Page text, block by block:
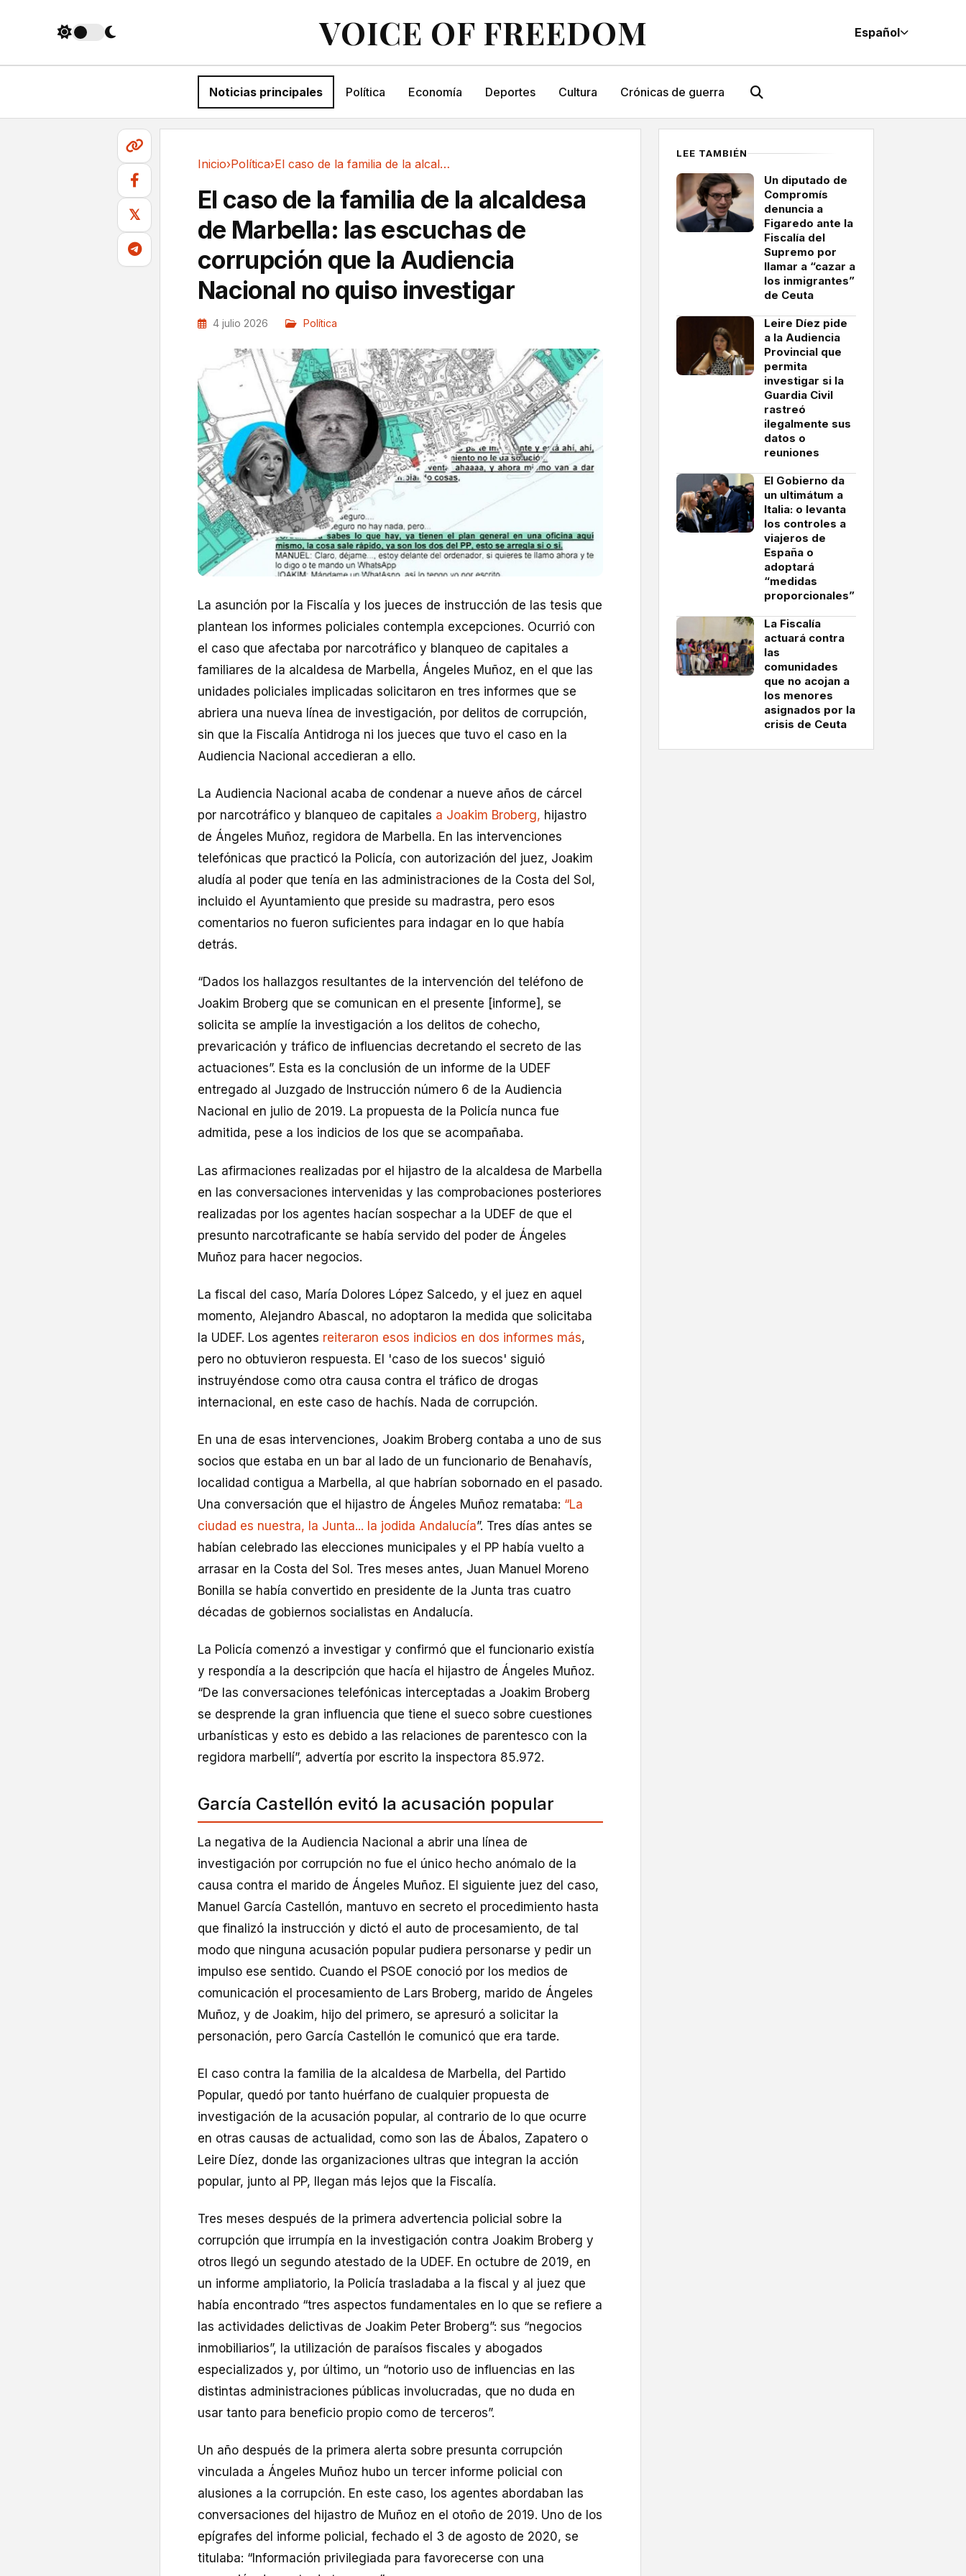
VOICE OF FREEDOM Español
Noticias principales Política Economía Deportes Cultura Crónicas de guerra
𝕏
Inicio›Política› El caso de la familia de la alcaldesa de...
El caso de la familia de la alcaldesa
de Marbella: las escuchas de
corrupción que la Audiencia
Nacional no quiso investigar
4 julio 2026 Política
La asunción por la Fiscalía y los jueces de instrucción de las tesis que
plantean los informes policiales contempla excepciones. Ocurrió con
el caso que afectaba por narcotráfico y blanqueo de capitales a
familiares de la alcaldesa de Marbella, Ángeles Muñoz, en el que las
unidades policiales implicadas solicitaron en tres informes que se
abriera una nueva línea de investigación, por delitos de corrupción,
sin que la Fiscalía Antidroga ni los jueces que tuvo el caso en la
Audiencia Nacional accedieran a ello.
La Audiencia Nacional acaba de condenar a nueve años de cárcel
por narcotráfico y blanqueo de capitales a Joakim Broberg, hijastro
de Ángeles Muñoz, regidora de Marbella. En las intervenciones
telefónicas que practicó la Policía, con autorización del juez, Joakim
aludía al poder que tenía en las administraciones de la Costa del Sol,
incluido el Ayuntamiento que preside su madrastra, pero esos
comentarios no fueron suficientes para indagar en lo que había
detrás.
“Dados los hallazgos resultantes de la intervención del teléfono de
Joakim Broberg que se comunican en el presente [informe], se
solicita se amplíe la investigación a los delitos de cohecho,
prevaricación y tráfico de influencias decretando el secreto de las
actuaciones”. Esta es la conclusión de un informe de la UDEF
entregado al Juzgado de Instrucción número 6 de la Audiencia
Nacional en julio de 2019. La propuesta de la Policía nunca fue
admitida, pese a los indicios de los que se acompañaba.
Las afirmaciones realizadas por el hijastro de la alcaldesa de Marbella
en las conversaciones intervenidas y las comprobaciones posteriores
realizadas por los agentes hacían sospechar a la UDEF de que el
presunto narcotraficante se había servido del poder de Ángeles
Muñoz para hacer negocios.
La fiscal del caso, María Dolores López Salcedo, y el juez en aquel
momento, Alejandro Abascal, no adoptaron la medida que solicitaba
la UDEF. Los agentes reiteraron esos indicios en dos informes más,
pero no obtuvieron respuesta. El 'caso de los suecos' siguió
instruyéndose como otra causa contra el tráfico de drogas
internacional, en este caso de hachís. Nada de corrupción.
En una de esas intervenciones, Joakim Broberg contaba a uno de sus
socios que estaba en un bar al lado de un funcionario de Benahavís,
localidad contigua a Marbella, al que habrían sobornado en el pasado.
Una conversación que el hijastro de Ángeles Muñoz remataba: “La
ciudad es nuestra, la Junta... la jodida Andalucía”. Tres días antes se
habían celebrado las elecciones municipales y el PP había vuelto a
arrasar en la Costa del Sol. Tres meses antes, Juan Manuel Moreno
Bonilla se había convertido en presidente de la Junta tras cuatro
décadas de gobiernos socialistas en Andalucía.
La Policía comenzó a investigar y confirmó que el funcionario existía
y respondía a la descripción que hacía el hijastro de Ángeles Muñoz.
“De las conversaciones telefónicas interceptadas a Joakim Broberg
se desprende la gran influencia que tiene el sueco sobre cuestiones
urbanísticas y esto es debido a las relaciones de parentesco con la
regidora marbellí”, advertía por escrito la inspectora 85.972.
García Castellón evitó la acusación popular
La negativa de la Audiencia Nacional a abrir una línea de
investigación por corrupción no fue el único hecho anómalo de la
causa contra el marido de Ángeles Muñoz. El siguiente juez del caso,
Manuel García Castellón, mantuvo en secreto el procedimiento hasta
que finalizó la instrucción y dictó el auto de procesamiento, de tal
modo que ninguna acusación popular pudiera personarse y pedir un
impulso ese sentido. Cuando el PSOE conoció por los medios de
comunicación el procesamiento de Lars Broberg, marido de Ángeles
Muñoz, y de Joakim, hijo del primero, se apresuró a solicitar la
personación, pero García Castellón le comunicó que era tarde.
El caso contra la familia de la alcaldesa de Marbella, del Partido
Popular, quedó por tanto huérfano de cualquier propuesta de
investigación de la acusación popular, al contrario de lo que ocurre
en otras causas de actualidad, como son las de Ábalos, Zapatero o
Leire Díez, donde las organizaciones ultras que integran la acción
popular, junto al PP, llegan más lejos que la Fiscalía.
Tres meses después de la primera advertencia policial sobre la
corrupción que irrumpía en la investigación contra Joakim Broberg y
otros llegó un segundo atestado de la UDEF. En octubre de 2019, en
un informe ampliatorio, la Policía trasladaba a la fiscal y al juez que
había encontrado “tres aspectos fundamentales en lo que se refiere a
las actividades delictivas de Joakim Peter Broberg”: sus “negocios
inmobiliarios”, la utilización de paraísos fiscales y abogados
especializados y, por último, un “notorio uso de influencias en las
distintas administraciones públicas involucradas, que no duda en
usar tanto para beneficio propio como de terceros”.
Un año después de la primera alerta sobre presunta corrupción
vinculada a Ángeles Muñoz hubo un tercer informe policial con
alusiones a la corrupción. En este caso, los agentes abordaban las
conversaciones del hijastro de Muñoz en el otoño de 2019. Uno de los
epígrafes del informe policial, fechado el 3 de agosto de 2020, se
titulaba: “Información privilegiada para favorecerse con una
LEE TAMBIÉN
Un diputado de
Compromís
denuncia a
Figaredo ante la
Fiscalía del
Supremo por
llamar a “cazar a
los inmigrantes”
de Ceuta
Leire Díez pide
a la Audiencia
Provincial que
permita
investigar si la
Guardia Civil
rastreó
ilegalmente sus
datos o
reuniones
El Gobierno da
un ultimátum a
Italia: o levanta
los controles a
viajeros de
España o
adoptará
“medidas
proporcionales”
La Fiscalía
actuará contra
las
comunidades
que no acojan a
los menores
asignados por la
crisis de Ceuta